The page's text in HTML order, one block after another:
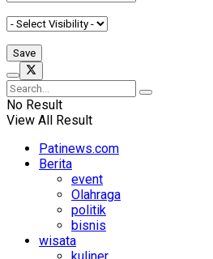
No Result
View All Result
Patinews.com
Berita
event
Olahraga
politik
bisnis
wisata
kuliner